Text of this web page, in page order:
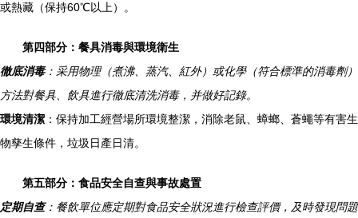
或熱藏（保持60℃以上）。
第四部分：餐具消毒與環境衛生
徹底消毒：采用物理（煮沸、蒸汽、紅外）或化學（符合標準的消毒劑）
方法對餐具、飲具進行徹底清洗消毒，并做好記錄。
環境清潔 ：保持加工經營場所環境整潔，消除老鼠、蟑螂、蒼蠅等有害生
物孳生條件，垃圾日產日清。
第五部分：食品安全自查與事故處置
定期自查：餐飲單位應定期對食品安全狀況進行檢查評價，及時發現問題